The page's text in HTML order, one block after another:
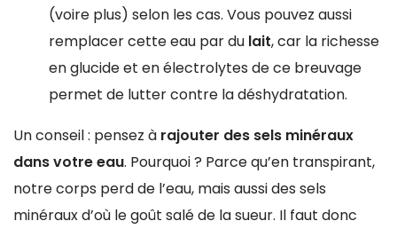
(voire plus) selon les cas. Vous pouvez aussi
remplacer cette eau par du lait, car la richesse
en glucide et en électrolytes de ce breuvage
permet de lutter contre la déshydratation.
Un conseil : pensez à rajouter des sels minéraux
dans votre eau. Pourquoi ? Parce qu’en transpirant,
notre corps perd de l’eau, mais aussi des sels
minéraux d’où le goût salé de la sueur. Il faut donc